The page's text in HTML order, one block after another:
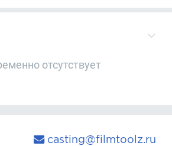
отсутствует
casting@filmtoolz.ru